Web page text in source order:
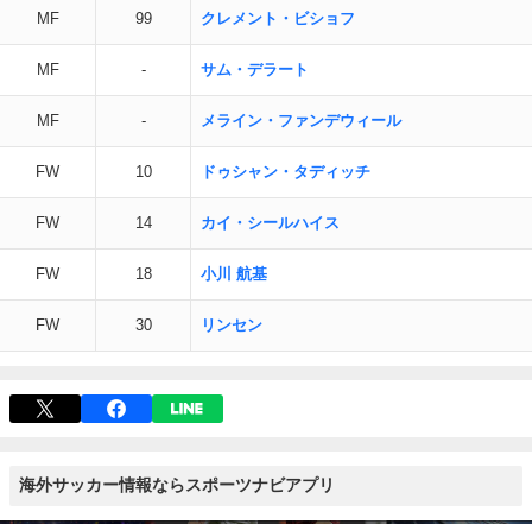
MF 99 クレメント・ビショフ
MF - サム・デラート
MF - メライン・ファンデウィール
FW 10 ドゥシャン・タディッチ
FW 14 カイ・シールハイス
FW 18 小川 航基
FW 30 リンセン
海外サッカー情報ならスポーツナビアプリ